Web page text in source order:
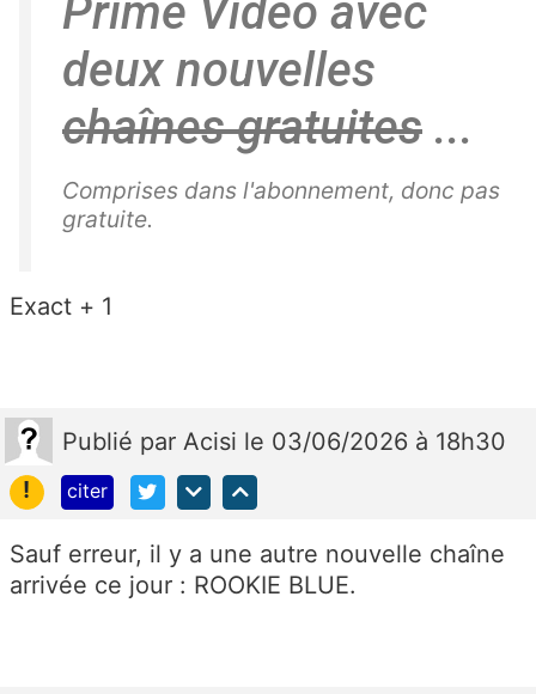
Prime Video avec
deux nouvelles
chaînes gratuites ...
Comprises dans l'abonnement, donc pas
gratuite.
Exact + 1
Publié par Acisi le 03/06/2026 à 18h30
!
citer
Sauf erreur, il y a une autre nouvelle chaîne
arrivée ce jour : ROOKIE BLUE.